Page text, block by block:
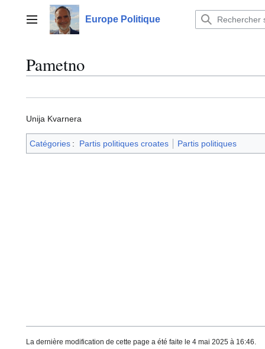
contenuMenu principalEurope Politique
Pametno
Unija Kvarnera
Catégories : Partis politiques croates Partis politiques
La dernière modification de cette page a été faite le 4 mai 2025 à 16:46.